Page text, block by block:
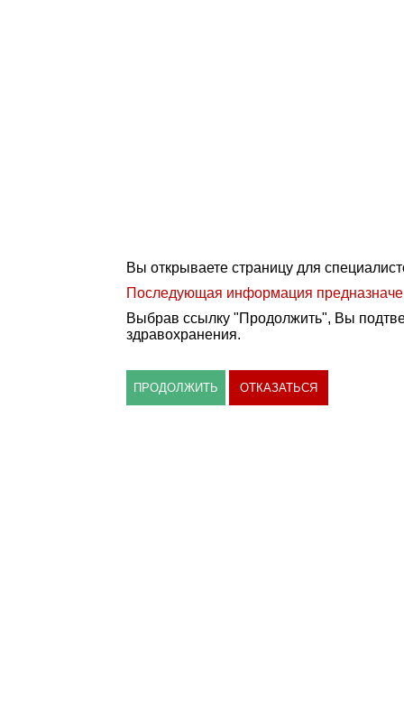
Вы открываете страницу для
Последующая информация
Выбрав ссылку "Продолжить", Вы
здравохранения.
ПРОДОЛЖИТЬ ОТКАЗАТЬСЯ